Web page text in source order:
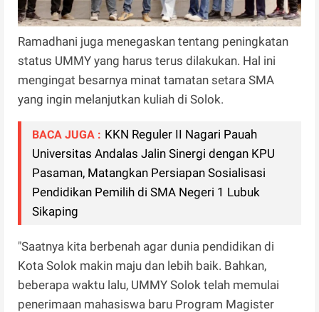
Ramadhani juga menegaskan tentang peningkatan
status UMMY yang harus terus dilakukan. Hal ini
mengingat besarnya minat tamatan setara SMA
yang ingin melanjutkan kuliah di Solok.
BACA JUGA : KKN Reguler II Nagari Pauah
Universitas Andalas Jalin Sinergi dengan KPU
Pasaman, Matangkan Persiapan Sosialisasi
Pendidikan Pemilih di SMA Negeri 1 Lubuk
Sikaping
"Saatnya kita berbenah agar dunia pendidikan di
Kota Solok makin maju dan lebih baik. Bahkan,
beberapa waktu lalu, UMMY Solok telah memulai
penerimaan mahasiswa baru Program Magister